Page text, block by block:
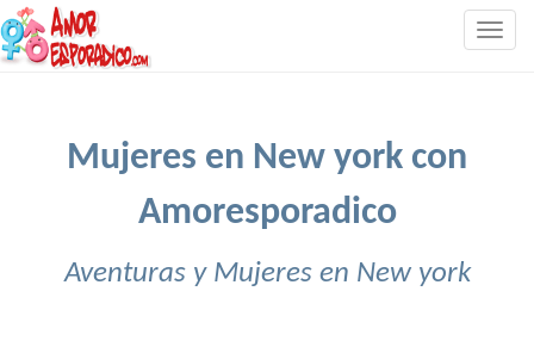
Mujeres en New york con
Amoresporadico
Aventuras y Mujeres en New york